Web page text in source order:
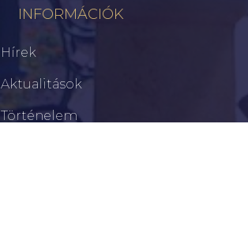
INFORMÁCIÓK
Hírek
Aktualitások
Történelem